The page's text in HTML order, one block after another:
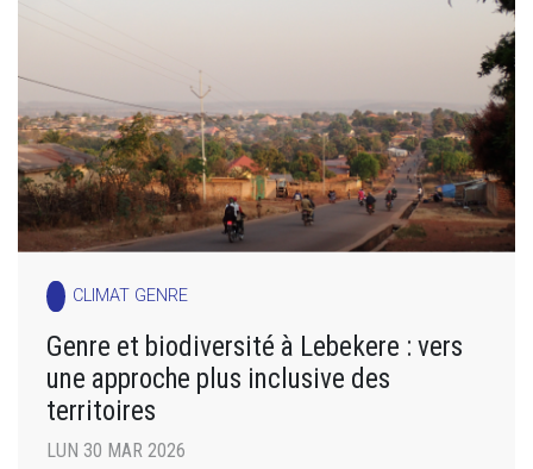
CLIMAT GENRE
Genre et biodiversité à Lebekere : vers
une approche plus inclusive des
territoires
LUN 30 MAR 2026